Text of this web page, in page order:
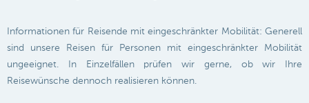
Informationen für Reisende mit eingeschränkter Mobilität: Generell
sind unsere Reisen für Personen mit eingeschränkter Mobilität
ungeeignet. In Einzelfällen prüfen wir gerne, ob wir Ihre
Reisewünsche dennoch realisieren können.